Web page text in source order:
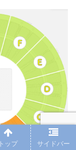
トップ サイドバー